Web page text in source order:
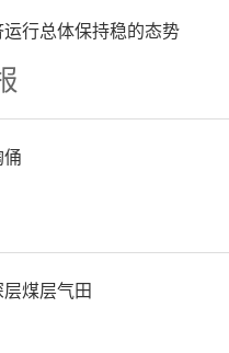
宝金监
储蓄银行
政储蓄银
任职资格
）收悉。经
运行总体保持稳的态势
煤层气田